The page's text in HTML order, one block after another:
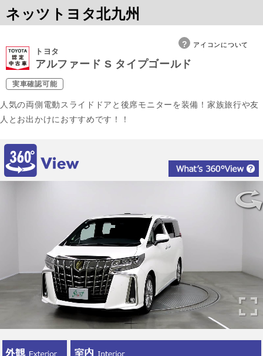
ネッツトヨタ北九州
アイコンについて
トヨタ
アルファード S タイプゴールド
実車確認可能
人気の両側電動スライドドアと後席モニターを装備！家族旅行や友
人とお出かけにおすすめです！！